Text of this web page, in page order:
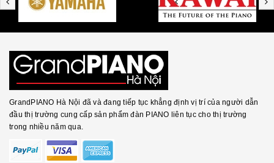
GrandPIANO Hà Nội đã và đang tiếp tục khẳng định vị trí của người dẫn
đầu thị trường cung cấp sản phẩm đàn PIANO liên tục cho thị trường
trong nhiều năm qua.